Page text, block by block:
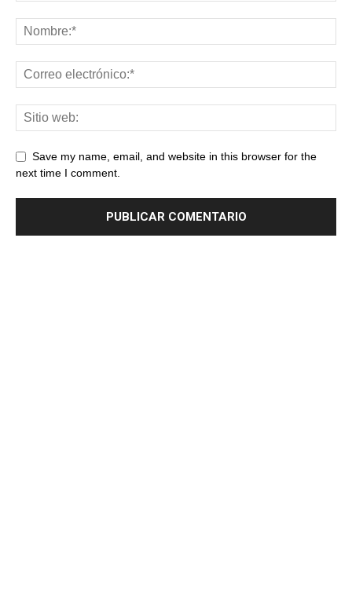
Save my name, email, and website in this browser for the
next time I comment.